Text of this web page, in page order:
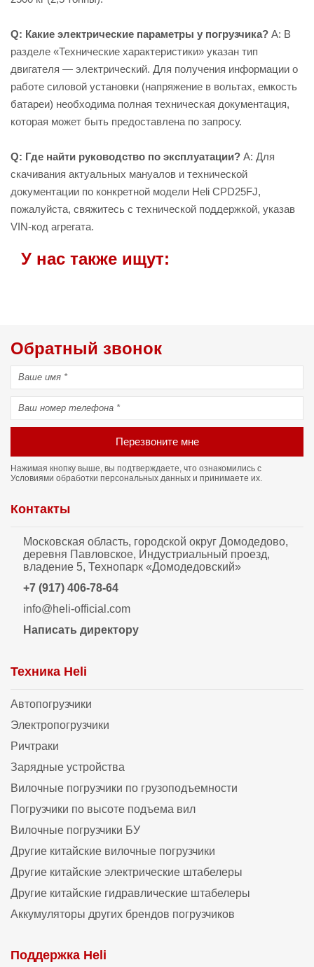
Q: Какие электрические параметры у погрузчика? A: В
разделе «Технические характеристики» указан тип
двигателя — электрический. Для получения информации о
работе силовой установки (напряжение в вольтах, емкость
батареи) необходима полная техническая документация,
которая может быть предоставлена по запросу.
Q: Где найти руководство по эксплуатации? A: Для
скачивания актуальных мануалов и технической
документации по конкретной модели Heli CPD25FJ,
пожалуйста, свяжитесь с технической поддержкой, указав
VIN-код агрегата.
У нас также ищут:
Обратный звонок
Перезвоните мне
Нажимая кнопку выше, вы подтверждаете, что ознакомились с
Условиями обработки персональных данных и принимаете их.
Контакты
Московская область, городской округ Домодедово,
деревня Павловское, Индустриальный проезд,
владение 5, Технопарк «Домодедовский»
+7 (917) 406-78-64
info@heli-official.com
Написать директору
Техника Heli
Автопогрузчики
Электропогрузчики
Ричтраки
Зарядные устройства
Вилочные погрузчики по грузоподъемности
Погрузчики по высоте подъема вил
Вилочные погрузчики БУ
Другие китайские вилочные погрузчики
Другие китайские электрические штабелеры
Другие китайские гидравлические штабелеры
Аккумуляторы других брендов погрузчиков
Поддержка Heli